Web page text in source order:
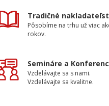
Tradičné
Pôsobíme na trhu už viac
rokov.
Semináre a
Vzdelávajte sa s nami.
Vzdelávajte sa kvalitne.